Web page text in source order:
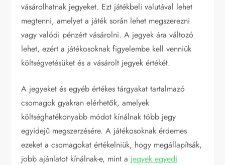
vásárolhatnak jegyeket. Ezt játékbeli valutával lehet
megtenni, amelyet a játék során lehet megszerezni
vagy valódi pénzért vásárolni. A jegyek ára változó
lehet, ezért a játékosoknak figyelembe kell venniük
költségvetésüket és a vásárolt jegyek értékét.
A jegyeket és egyéb értékes tárgyakat tartalmazó
csomagok gyakran elérhetők, amelyek
költséghatékonyabb módot kínálnak több jegy
egyidejű megszerzésére. A játékosoknak érdemes
ezeket a csomagokat értékelniük, hogy megállapítsák,
jobb ajánlatot kínálnak-e, mint a jegyek egyedi